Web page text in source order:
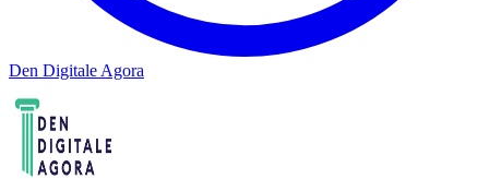
Den Digitale Agora